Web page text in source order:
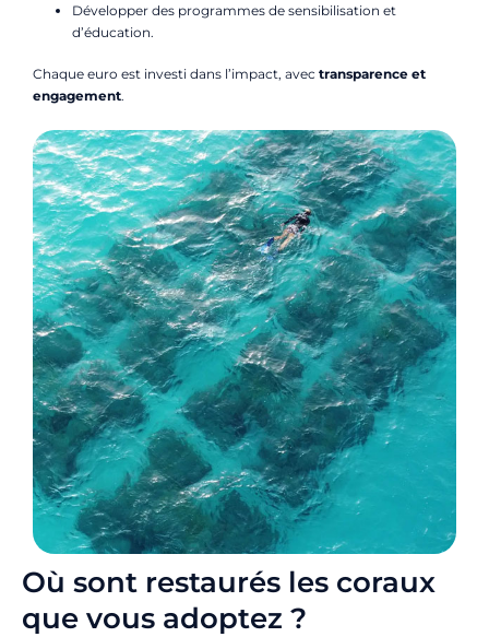
Développer des programmes de sensibilisation et
d’éducation.
Chaque euro est investi dans l’impact, avec transparence et
engagement.
Où sont restaurés les coraux
que vous adoptez ?